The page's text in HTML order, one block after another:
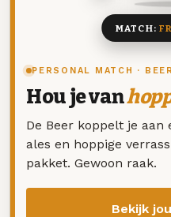
PERSONAL MATCH ·
Hou je van
De Beer koppelt je aan
ales en hoppige
pakket. Gewoon raak.
Bekijk
MATCH: